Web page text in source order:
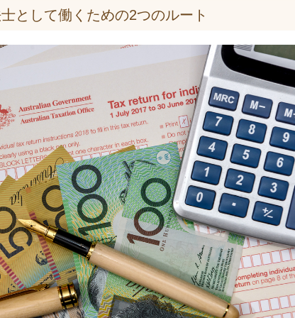
として働くための2つのルート